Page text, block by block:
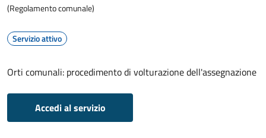
(Regolamento comunale)
Servizio attivo
Orti comunali: procedimento di volturazione dell'assegnazione
Accedi al servizio